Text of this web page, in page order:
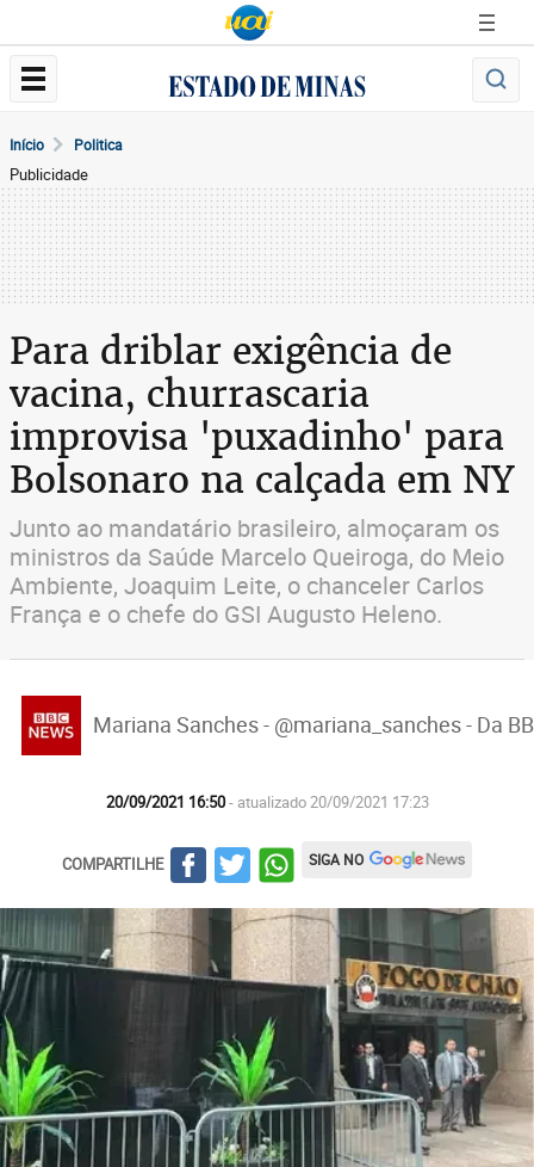
Início Politica
Publicidade
Para driblar exigência de
vacina, churrascaria
improvisa 'puxadinho' para
Bolsonaro na calçada em NY
Junto ao mandatário brasileiro, almoçaram os
ministros da Saúde Marcelo Queiroga, do Meio
Ambiente, Joaquim Leite, o chanceler Carlos
França e o chefe do GSI Augusto Heleno.
Mariana Sanches - @mariana_sanches - Da
20/09/2021 16:50- atualizado 20/09/2021 17:23
COMPARTILHE SIGA NO